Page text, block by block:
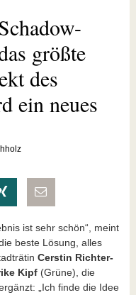
größte
des
ein neues
teilen
auf Xing teilen
ist sehr schön“, meint
beste Lösung, alles
Cerstin Richter-
Kipf(Grüne), die
„Ich finde die Idee